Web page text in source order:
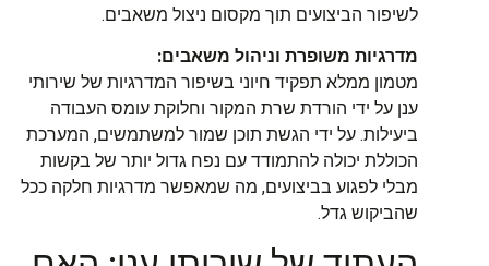
לשיפור הביצועים תוך מקסום ניצול משאבים.
מדרגיות משופרת וניהול משאבים:
מטמון ממלא תפקיד חיוני בשיפור המדרגיות של שירותי
ענן על ידי הורדת שרת המקור וחלוקת עומס העבודה
ביעילות. על ידי הגשת תוכן שמור למשתמשים, המערכת
הכוללת יכולה להתמודד עם נפח גדול יותר של בקשות
מבלי לפגוע בביצועים, מה שמאפשר מדרגיות חלקה ככל
שהביקוש גדל.